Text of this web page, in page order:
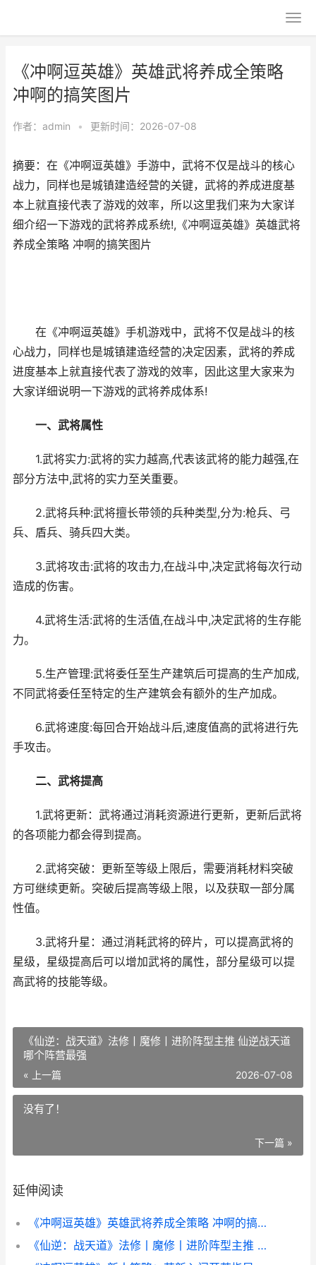
《冲啊逗英雄》英雄武将养成全策略
冲啊的搞笑图片
作者： admin • 更新时间：2026-07-08
摘要：在《冲啊逗英雄》手游中，武将不仅是战斗的核心
战力，同样也是城镇建造经营的关键，武将的养成进度基
本上就直接代表了游戏的效率，所以这里我们来为大家详
细介绍一下游戏的武将养成系统!,《冲啊逗英雄》英雄武将
养成全策略 冲啊的搞笑图片
在《冲啊逗英雄》手机游戏中，武将不仅是战斗的核
心战力，同样也是城镇建造经营的决定因素，武将的养成
进度基本上就直接代表了游戏的效率，因此这里大家来为
大家详细说明一下游戏的武将养成体系!
一、武将属性
1.武将实力:武将的实力越高,代表该武将的能力越强,在
部分方法中,武将的实力至关重要。
2.武将兵种:武将擅长带领的兵种类型,分为:枪兵、弓
兵、盾兵、骑兵四大类。
3.武将攻击:武将的攻击力,在战斗中,决定武将每次行动
造成的伤害。
4.武将生活:武将的生活值,在战斗中,决定武将的生存能
力。
5.生产管理:武将委任至生产建筑后可提高的生产加成,
不同武将委任至特定的生产建筑会有额外的生产加成。
6.武将速度:每回合开始战斗后,速度值高的武将进行先
手攻击。
二、武将提高
1.武将更新：武将通过消耗资源进行更新，更新后武将
的各项能力都会得到提高。
2.武将突破：更新至等级上限后，需要消耗材料突破
方可继续更新。突破后提高等级上限，以及获取一部分属
性值。
3.武将升星：通过消耗武将的碎片，可以提高武将的
星级，星级提高后可以增加武将的属性，部分星级可以提
高武将的技能等级。
《仙逆：战天道》法修丨魔修丨进阶阵型主推 仙逆战天道
哪个阵营最强
« 上一篇 2026-07-08
没有了！
下一篇 »
延伸阅读
《冲啊逗英雄》英雄武将养成全策略 冲啊的搞笑图片
《仙逆：战天道》法修丨魔修丨进阶阵型主推 仙逆战天道哪个阵营最强